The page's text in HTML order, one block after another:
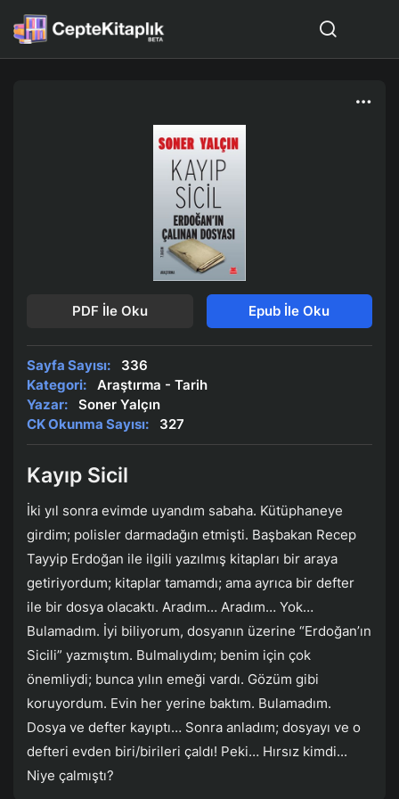
PDF İle Oku Epub İle Oku
Sayfa Sayısı:
336
Kategori:
Araştırma - Tarih
Yazar:
Soner Yalçın
CK Okunma Sayısı:
327
Kayıp Sicil
İki yıl sonra evimde uyandım sabaha. Kütüphaneye
girdim; polisler darmadağın etmişti. Başbakan Recep
Tayyip Erdoğan ile ilgili yazılmış kitapları bir araya
getiriyordum; kitaplar tamamdı; ama ayrıca bir defter
ile bir dosya olacaktı. Aradım… Aradım… Yok…
Bulamadım. İyi biliyorum, dosyanın üzerine “Erdoğan’ın
Sicili” yazmıştım. Bulmalıydım; benim için çok
önemliydi; bunca yılın emeği vardı. Gözüm gibi
koruyordum. Evin her yerine baktım. Bulamadım.
Dosya ve defter kayıptı… Sonra anladım; dosyayı ve o
defteri evden biri/birileri çaldı! Peki… Hırsız kimdi...
Niye çalmıştı?